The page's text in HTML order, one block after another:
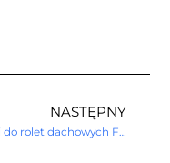
NASTĘPNY
Części do rolet dachowych Fakro